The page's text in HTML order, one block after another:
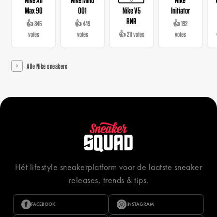
Max 90
👍 845
votes
001
👍 449
votes
Nike V5
RNR
👍 211 votes
Initiator
👍 192
votes
Alle Nike sneakers
Hét lifestyle sneakerplatform voor de laatste sneaker
releases, trends & tips.
FACEBOOK INSTAGRAM